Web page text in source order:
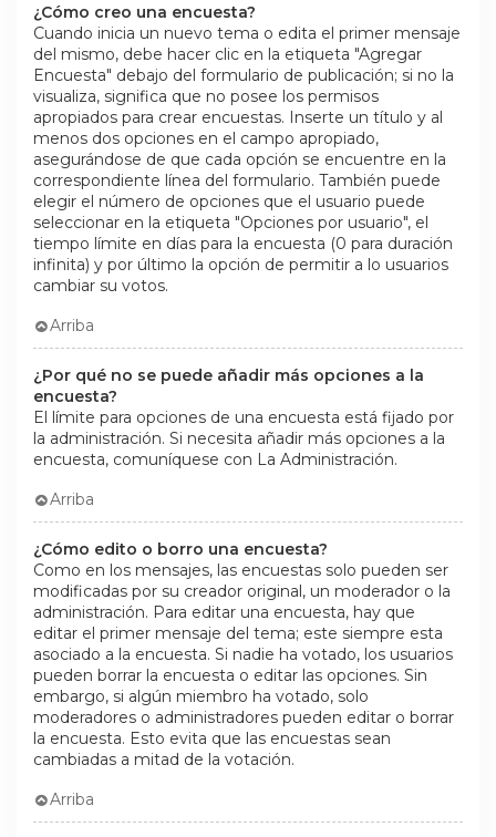
¿Cómo creo una encuesta?
Cuando inicia un nuevo tema o edita el primer mensaje
del mismo, debe hacer clic en la etiqueta "Agregar
Encuesta" debajo del formulario de publicación; si no la
visualiza, significa que no posee los permisos
apropiados para crear encuestas. Inserte un título y al
menos dos opciones en el campo apropiado,
asegurándose de que cada opción se encuentre en la
correspondiente línea del formulario. También puede
elegir el número de opciones que el usuario puede
seleccionar en la etiqueta "Opciones por usuario", el
tiempo límite en días para la encuesta (0 para duración
infinita) y por último la opción de permitir a lo usuarios
cambiar su votos.
Arriba
¿Por qué no se puede añadir más opciones a la
encuesta?
El límite para opciones de una encuesta está fijado por
la administración. Si necesita añadir más opciones a la
encuesta, comuníquese con La Administración.
Arriba
¿Cómo edito o borro una encuesta?
Como en los mensajes, las encuestas solo pueden ser
modificadas por su creador original, un moderador o la
administración. Para editar una encuesta, hay que
editar el primer mensaje del tema; este siempre esta
asociado a la encuesta. Si nadie ha votado, los usuarios
pueden borrar la encuesta o editar las opciones. Sin
embargo, si algún miembro ha votado, solo
moderadores o administradores pueden editar o borrar
la encuesta. Esto evita que las encuestas sean
cambiadas a mitad de la votación.
Arriba